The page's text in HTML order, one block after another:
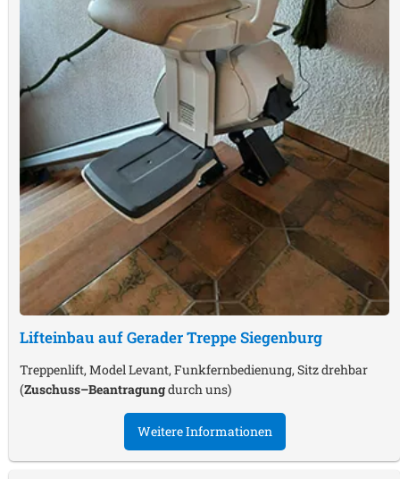
Lifteinbau auf Gerader TreppeSiegenburg
Treppenlift, Model Levant, Funkfernbedienung, Sitz drehbar
(Zuschuss–Beantragungdurch uns)
Weitere Informationen